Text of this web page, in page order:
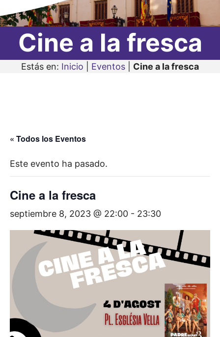
Cine a la fresca
Estás en: Inicio Eventos Cine a la fresca
« Todos los Eventos
Este evento ha pasado.
Cine a la fresca
septiembre 8, 2023 @ 22:00 - 23:30